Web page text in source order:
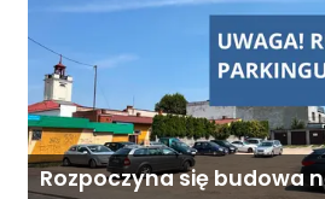
Rozpoczyna się budowa